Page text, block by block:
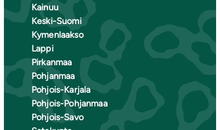
Kainuu
Keski-Suomi
Kymenlaakso
Lappi
Pirkanmaa
Pohjanmaa
Pohjois-Karjala
Pohjois-Pohjanmaa
Pohjois-Savo